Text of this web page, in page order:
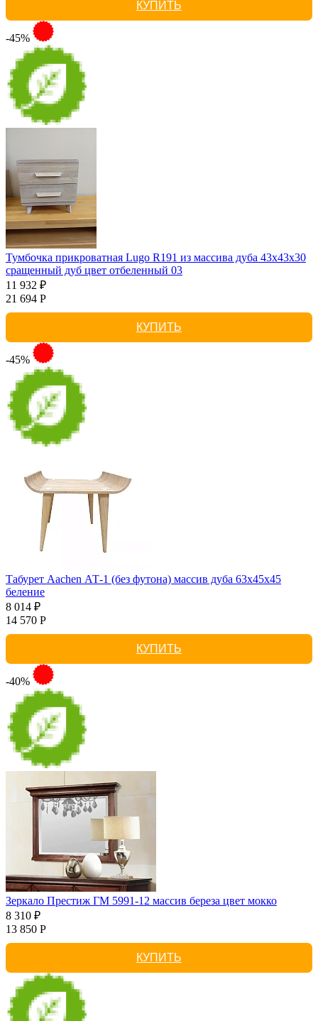
КУПИТЬ
-45%
Тумбочка прикроватная Lugo R191 из массива дуба 43х43х30
сращенный дуб цвет отбеленный 03
11 932 ₽
21 694 Р
КУПИТЬ
-45%
Табурет Aachen АТ-1 (без футона) массив дуба 63х45х45
беление
8 014 ₽
14 570 Р
КУПИТЬ
-40%
Зеркало Престиж ГМ 5991-12 массив береза цвет мокко
8 310 ₽
13 850 Р
КУПИТЬ